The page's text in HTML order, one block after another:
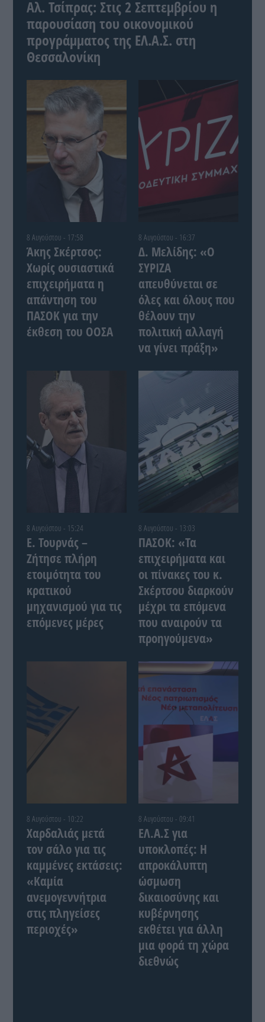
Αλ. Τσίπρας: Στις 2 Σεπτεμβρίου η
παρουσίαση του οικονομικού
προγράμματος της ΕΛ.Α.Σ. στη
Θεσσαλονίκη
8 Αυγούστου - 17:58
Άκης Σκέρτσος:
Χωρίς ουσιαστικά
επιχειρήματα η
απάντηση του
ΠΑΣΟΚ για την
έκθεση του ΟΟΣΑ
8 Αυγούστου - 16:37
Δ. Μελίδης: «Ο
ΣΥΡΙΖΑ
απευθύνεται σε
όλες και όλους που
θέλουν την
πολιτική αλλαγή
να γίνει πράξη»
8 Αυγούστου - 15:24
Ε. Τουρνάς –
Ζήτησε πλήρη
ετοιμότητα του
κρατικού
μηχανισμού για τις
επόμενες μέρες
8 Αυγούστου - 13:03
ΠΑΣΟΚ: «Τα
επιχειρήματα και
οι πίνακες του κ.
Σκέρτσου διαρκούν
μέχρι τα επόμενα
που αναιρούν τα
προηγούμενα»
8 Αυγούστου - 10:22
Χαρδαλιάς μετά
τον σάλο για τις
καμμένες εκτάσεις:
«Καμία
ανεμογεννήτρια
στις πληγείσες
περιοχές»
8 Αυγούστου - 09:41
ΕΛ.Α.Σ για
υποκλοπές: Η
απροκάλυπτη
ώσμωση
δικαιοσύνης και
κυβέρνησης
εκθέτει για άλλη
μια φορά τη χώρα
διεθνώς